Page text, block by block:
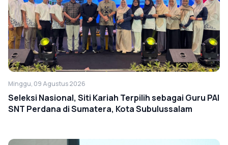
Minggu, 09 Agustus 2026
Seleksi Nasional, Siti Kariah Terpilih sebagai Guru PAI
SNT Perdana di Sumatera, Kota Subulussalam